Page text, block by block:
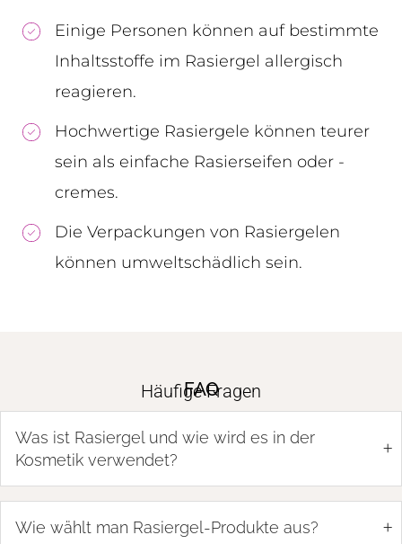
Einige Personen können auf bestimmte
Inhaltsstoffe im Rasiergel allergisch
reagieren.
Hochwertige Rasiergele können teurer
sein als einfache Rasierseifen oder -
cremes.
Die Verpackungen von Rasiergelen
können umweltschädlich sein.
FAQ
Häufige Fragen
Was ist Rasiergel und wie wird es in der
Kosmetik verwendet?
+
Wie wählt man Rasiergel-Produkte aus? +